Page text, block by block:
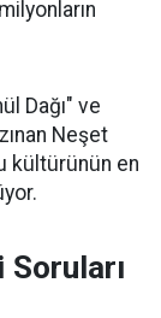
Dağı" ve
Neşet
kültürünün en